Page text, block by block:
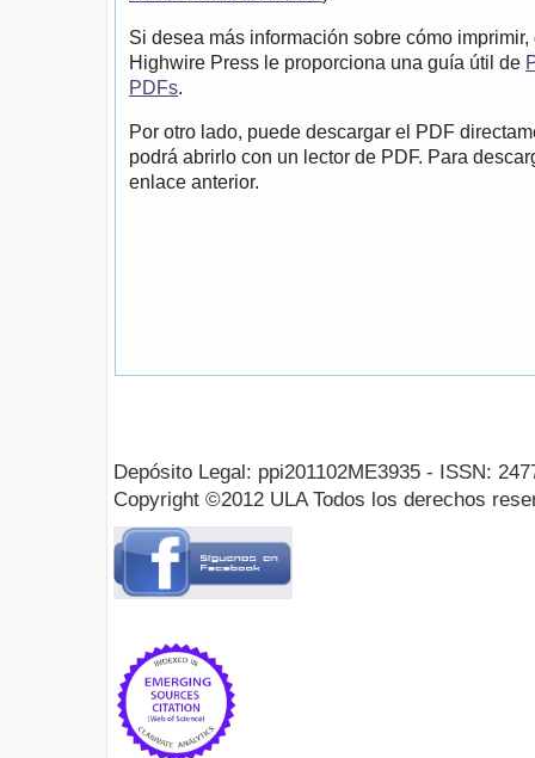
Si desea más información sobre cómo
Highwire Press le proporciona una guía útil de
PDFs.
Por otro lado, puede descargar el PDF
podrá abrirlo con un lector de PDF. Para
enlace anterior.
Depósito Legal: ppi201102ME3935 - ISSN:
Copyright ©2012 ULA Todos los derechos